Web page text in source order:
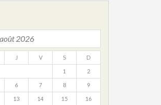
août 2026
J V S D
1 2
6 7 8 9
13 14 15 16